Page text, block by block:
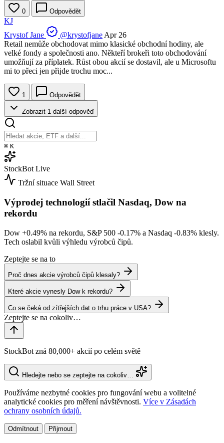
0 Odpovědět
KJ
Krystof Jane
@krystofjane Apr 26
Retail nemůže obchodovat mimo klasické obchodní hodiny, ale
velké fondy a společnosti ano. Někteří brokeři toto obchodování
umožňují za příplatek. Růst obou akcií se dostavil, ale u Microsoftu
mi to přeci jen přijde trochu moc...
1 Odpovědět
Zobrazit 1 další odpověď
⌘ K
StockBot Live
Tržní situace Wall Street
Výprodej technologií stlačil Nasdaq, Dow na
rekordu
Dow +0.49% na rekordu, S&P 500 -0.17% a Nasdaq -0.83% klesly.
Tech oslabil kvůli výhledu výrobců čipů.
Zeptejte se na to
Proč dnes akcie výrobců čipů klesaly?
Které akcie vynesly Dow k rekordu?
Co se čeká od zítřejších dat o trhu práce v USA?
StockBot zná 80,000+ akcií po celém světě
Hledejte nebo se zeptejte na cokoliv…
Používáme nezbytné cookies pro fungování webu a volitelné
analytické cookies pro měření návštěvnosti. Více v Zásadách
ochrany osobních údajů.
Odmítnout Přijmout